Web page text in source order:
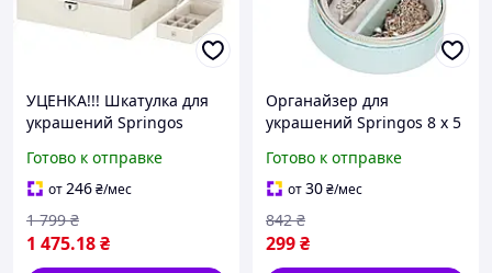
УЦЕНКА!!! Шкатулка для
украшений Springos
см
Готово к отправке
от246₴/мес
1 475.18₴
1 799 ₴
Органайзер для
украшений Springos 8 x 5
бижутерии HA1041
GoodPlace -worry-free-
shopping-
Готово к отправке
от30₴/мес
299₴
842 ₴